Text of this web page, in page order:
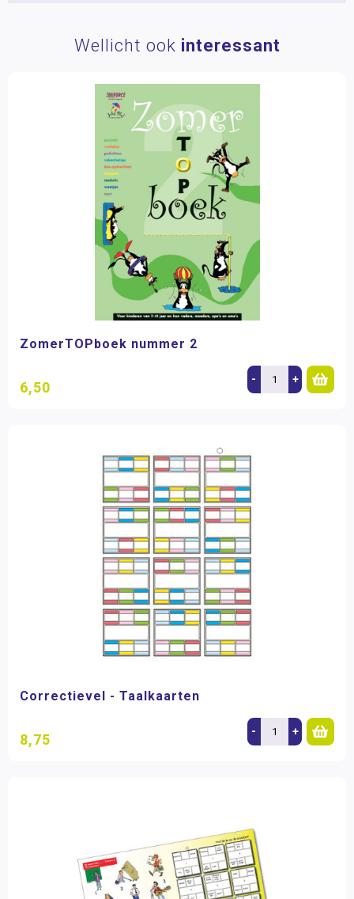
Wellicht ook interessant
ZomerTOPboek nummer 2
6,50 - +
Correctievel - Taalkaarten
8,75 - +